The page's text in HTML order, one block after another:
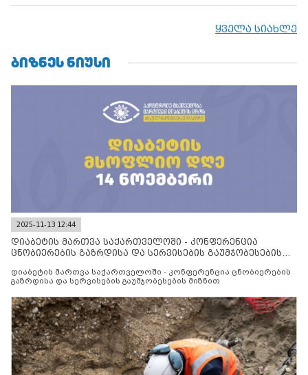
ყველა სიახლე
ᲑᲘᲖᲜᲔᲡ ᲜᲘᲣᲡᲘ
2025-11-13 12:44
დიაბეტის მართვა საქართველოში - კონფერენცია
ცნობიერების გაზრდისა და სერვისების გაუმჯობესების
დიაბეტის მართვა საქართველოში - კონფერენცია ცნობიერების
გაზრდისა და სერვისების გაუმჯობესების მიზნით